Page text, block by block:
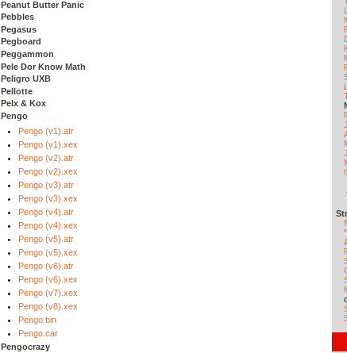
Peanut Butter Panic
Pebbles
Pegasus
Pegboard
Peggammon
Pele Dor Know Math
Peligro UXB
Pellotte
Pelx & Kox
Pengo
Pengo (v1).atr
Pengo (v1).xex
Pengo (v2).atr
Pengo (v2).xex
Pengo (v3).atr
Pengo (v3).xex
Pengo (v4).atr
Pengo (v4).xex
Pengo (v5).atr
Pengo (v5).xex
Pengo (v6).atr
Pengo (v6).xex
Pengo (v7).xex
Pengo (v8).xex
Pengo.bin
Pengo.car
Pengocrazy